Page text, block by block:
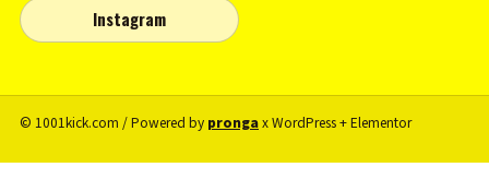
Instagram
© 1001kick.com / Powered by prongax WordPress + Elementor